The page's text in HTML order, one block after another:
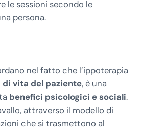
le sessioni secondo le
persona.
nel fatto che l’ippoterapia
vita del paziente, è una
benefici psicologici e sociali.
attraverso il modello di
che si trasmettono al